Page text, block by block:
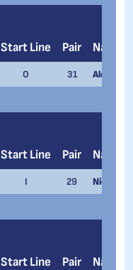
Start Line Pair Name
O 31
Start Line Pair Name
I 29 Nicola
Start Line Pair Name